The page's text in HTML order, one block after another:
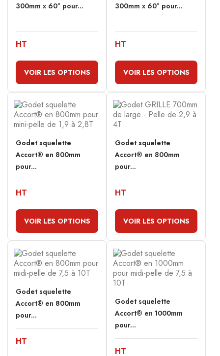
300mm x 60° pour...
HT
VOIR LES OPTIONS
300mm x 60° pour...
HT
VOIR LES OPTIONS
Godet squelette
Accort® en 800mm
pour...
HT
VOIR LES OPTIONS
Godet squelette
Accort® en 800mm
pour...
HT
VOIR LES OPTIONS
Godet squelette
Accort® en 800mm
pour...
HT
Godet squelette
Accort® en 1000mm
pour...
HT